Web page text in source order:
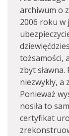
archiwum o
2006 roku w
tożsamości,
zbyt
niezwykły,
Ponieważ
nosiła to
certyfikat